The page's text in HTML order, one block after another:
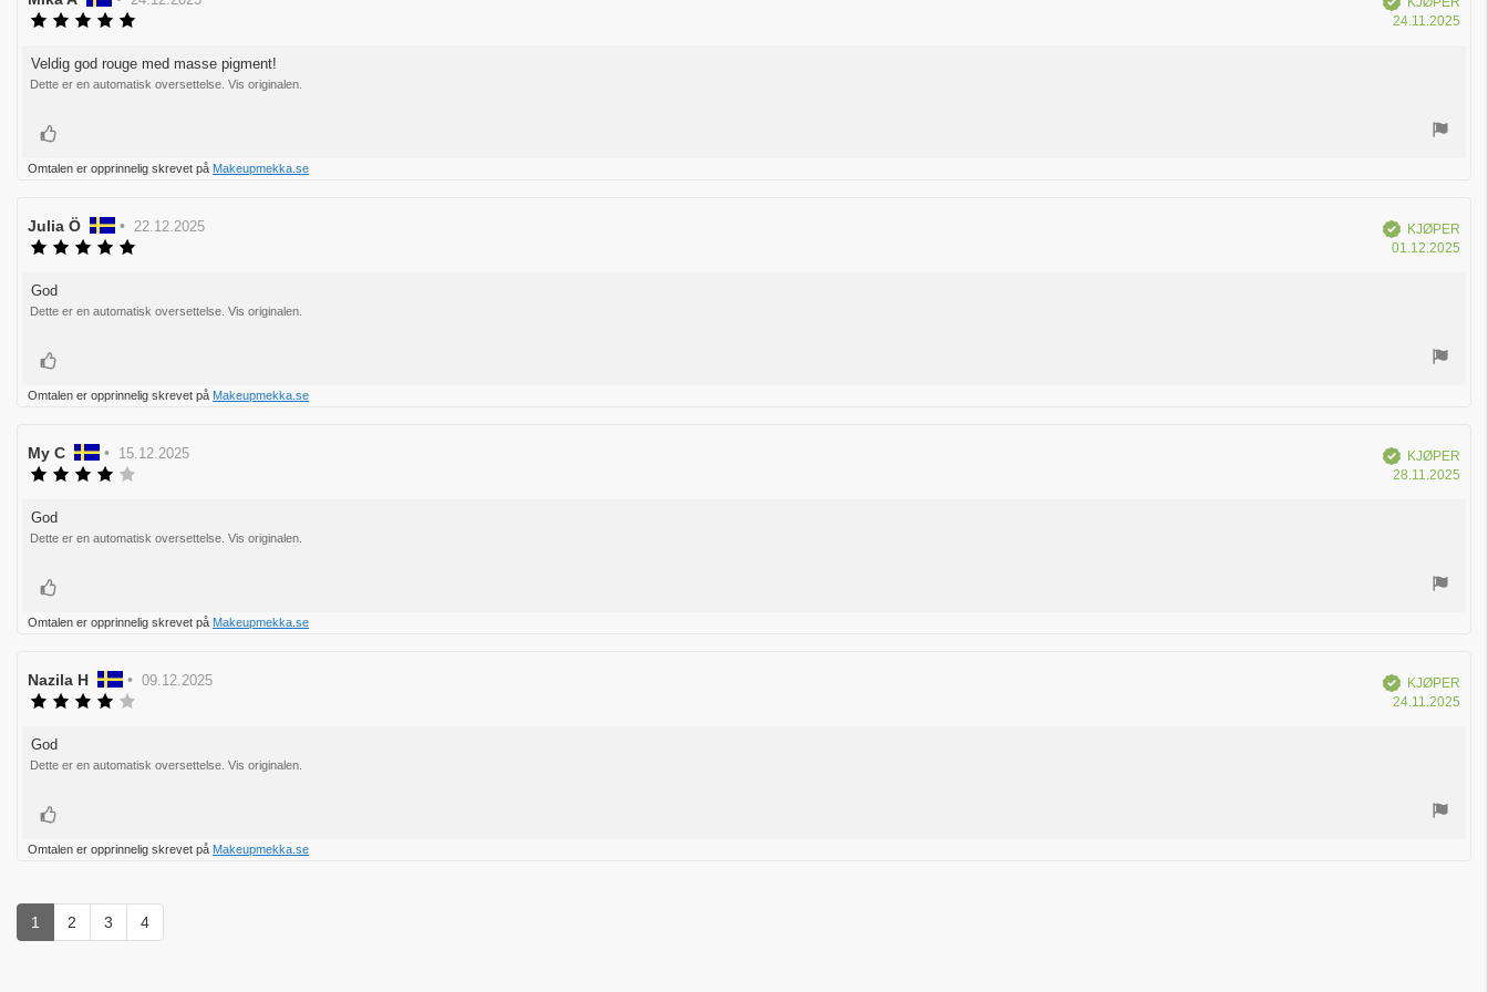
5
mulige
24.11.2025
Omtaletekst:
Veldig god rouge med masse pigment!
Dette er en automatisk oversettelse. Vis originalen.
Liker
Omtalen er opprinnelig skrevet på Makeupmekka.se
Forfatter:
Julia Ö • Omtaledato:
22.12.2025
mulige
Verifisert
KJØPER
01.12.2025
Omtaletekst:
God
Dette er en automatisk oversettelse. Vis originalen.
Liker
Omtalen er opprinnelig skrevet på Makeupmekka.se
Forfatter:
My C • Omtaledato:
15.12.2025
mulige
Verifisert
KJØPER
28.11.2025
Omtaletekst:
God
Dette er en automatisk oversettelse. Vis originalen.
Liker
Omtalen er opprinnelig skrevet på Makeupmekka.se
Forfatter:
Nazila H • Omtaledato:
09.12.2025
mulige
Verifisert
KJØPER
24.11.2025
Omtaletekst:
God
Dette er en automatisk oversettelse. Vis originalen.
Liker
Omtalen er opprinnelig skrevet på Makeupmekka.se
1 2 3 4